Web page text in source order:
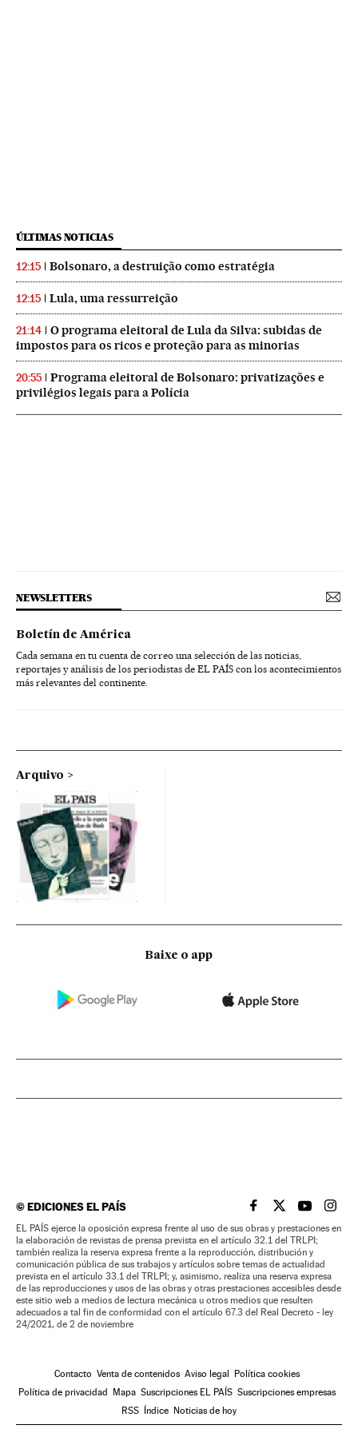
ÚLTIMAS NOTICIAS
12:15 Bolsonaro, a destruição como estratégia
12:15 Lula, uma ressurreição
21:14
O programa eleitoral de Lula da Silva: subidas de
impostos para os ricos e proteção para as minorias
20:55
Programa eleitoral de Bolsonaro: privatizações e
privilégios legais para a Polícia
NEWSLETTERS
Boletín de América
Cada semana en tu cuenta de correo una selección de las noticias,
reportajes y análisis de los periodistas de EL PAÍS con los acontecimientos
más relevantes del continente.
Arquivo
Baixe o app
©EDICIONES EL PAÍS EL PAÍS BRASIL EN
EL PAÍSEL PAÍS
EL
EL PAÍS ejerce la oposición expresa frente al uso de sus obras y prestaciones en
la elaboración de revistas de prensa prevista en el artículo 32.1 del TRLPI;
también realiza la reserva expresa frente a la reproducción, distribución y
comunicación pública de sus trabajos y artículos sobre temas de actualidad
prevista en el artículo 33.1 del TRLPI; y, asimismo, realiza una reserva expresa
de las reproducciones y usos de las obras y otras prestaciones accesibles desde
este sitio web a medios de lectura mecánica u otros medios que resulten
adecuados a tal fin de conformidad con el artículo 67.3 del Real Decreto - ley
24/2021, de 2 de noviembre
Contacto Venta de contenidos Aviso legal Política cookies
Política de privacidad Mapa Suscripciones EL PAÍS Suscripciones empresas
RSS Índice Noticias de hoy